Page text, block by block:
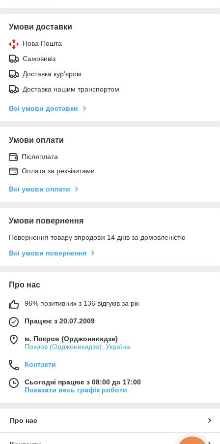
Умови доставки
Нова Пошта
Самовивіз
Доставка кур'єром
Доставка нашим транспортом
Всі умови доставки
Умови оплати
Післяплата
Оплата за реквізитами
Всі умови оплати
Умови повернення
Повернення товару впродовж 14 днів за домовленістю
Всі умови повернення
Про нас
96% позитивних з 136 відгуків за рік
Працює з 20.07.2009
м. Покров (Орджоникидзе)
Покров (Орджоникидзе), Україна
Контакти
Сьогодні працює з 08:00 до 17:00
Показати весь графік роботи
Про нас